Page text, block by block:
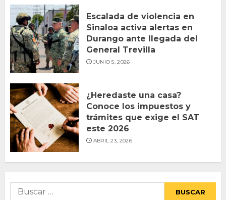
Escalada de violencia en
Sinaloa activa alertas en
Durango ante llegada del
General Trevilla
JUNIO 5, 2026
¿Heredaste una casa?
Conoce los impuestos y
trámites que exige el SAT
este 2026
ABRIL 23, 2026
Buscar: